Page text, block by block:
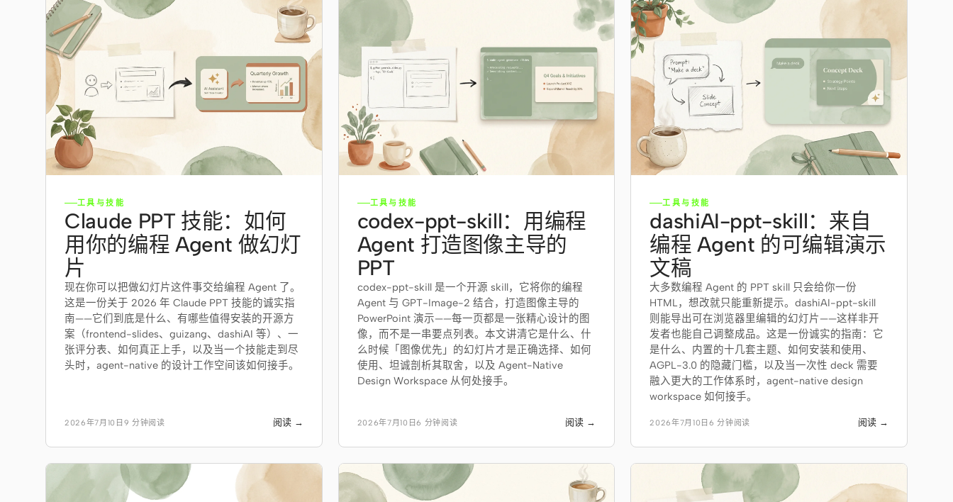
工具与技能
Claude PPT 技能：如何
用你的编程 Agent 做幻灯
片
现在你可以把做幻灯片这件事交给编程 Agent 了。
这是一份关于 2026 年 Claude PPT 技能的诚实指
南——它们到底是什么、有哪些值得安装的开源方
案（frontend-slides、guizang、dashiAI 等）、一
张评分表、如何真正上手，以及当一个技能走到尽
头时，agent-native 的设计工作空间该如何接手。
2026年7月10日 9 分钟阅读 阅读 →
工具与技能
codex-ppt-skill：用编程
Agent 打造图像主导的
PPT
codex-ppt-skill 是一个开源 skill，它将你的编程
Agent 与 GPT-Image-2 结合，打造图像主导的
PowerPoint 演示——每一页都是一张精心设计的图
像，而不是一串要点列表。本文讲清它是什么、什
么时候「图像优先」的幻灯片才是正确选择、如何
使用、坦诚剖析其取舍，以及 Agent-Native
Design Workspace 从何处接手。
2026年7月10日6 分钟阅读 阅读 →
工具与技能
dashiAI-ppt-skill：来自
编程 Agent 的可编辑演示
文稿
大多数编程 Agent 的 PPT skill 只会给你一份
HTML，想改就只能重新提示。dashiAI-ppt-skill
则能导出可在浏览器里编辑的幻灯片——这样非开
发者也能自己调整成品。这是一份诚实的指南：它
是什么、内置的十几套主题、如何安装和使用、
AGPL-3.0 的隐藏门槛，以及当一次性 deck 需要
融入更大的工作体系时，agent-native design
workspace 如何接手。
2026年7月10日 6 分钟阅读 阅读 →